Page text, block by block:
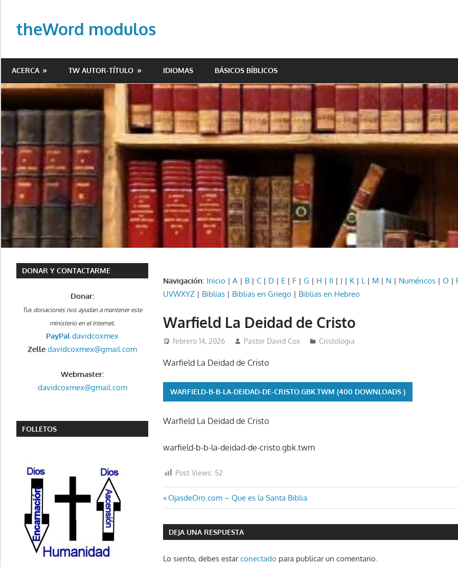
contenido
theWord modulos
modulos
para
ACERCA TW AUTOR-TÍTULO IDIOMAS BÁSICOS BÍBLICOS
Navigación: Inicio |A | B |C | D | E | F |G | H | II | J | K | L| M | N | Numéricos |O |
UVWXYZ | Biblias | Biblias en Griego | Biblias en Hebreo
Warfield La Deidad de Cristo
febrero 14, 2026 Pastor David Cox Cristologia
Warfield La Deidad de Cristo
WARFIELD-B-B-LA-DEIDAD-DE-CRISTO.GBK.TWM (400 DOWNLOADS )
Warfield La Deidad de Cristo
warfield-b-b-la-deidad-de-cristo.gbk.twm
Post Views: 52
Navegación
de
entradas
Entrada
anterior:
OjasdeOro.com – Que es la Santa Biblia
DEJA UNA RESPUESTA
Lo siento, debes estarconectado para publicar un comentario.
DONAR Y CONTACTARME
Donar:
Tus donaciones nos ayudan a mantener este
ministerio en el Internet.
PayPaldavidcoxmex
Zelle davidcoxmex@gmail.com
Webmaster:
davidcoxmex@gmail.com
FOLLETOS